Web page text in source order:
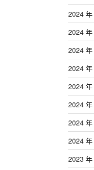
2024 年
2024 年
2024 年
2024 年
2024 年
2024 年
2024 年
2024 年
2023 年